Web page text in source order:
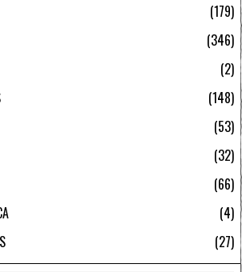
179
346
2
148
53
32
66
4
27